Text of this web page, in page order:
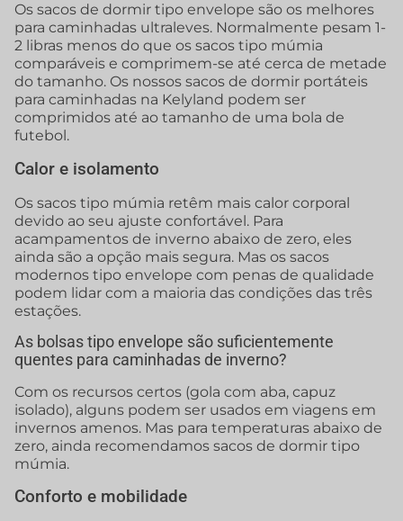
Os sacos de dormir tipo envelope são os melhores
para caminhadas ultraleves. Normalmente pesam 1-
2 libras menos do que os sacos tipo múmia
comparáveis e comprimem-se até cerca de metade
do tamanho. Os nossos sacos de dormir portáteis
para caminhadas na Kelyland podem ser
comprimidos até ao tamanho de uma bola de
futebol.
Calor e isolamento
Os sacos tipo múmia retêm mais calor corporal
devido ao seu ajuste confortável. Para
acampamentos de inverno abaixo de zero, eles
ainda são a opção mais segura. Mas os sacos
modernos tipo envelope com penas de qualidade
podem lidar com a maioria das condições das três
estações.
As bolsas tipo envelope são suficientemente
quentes para caminhadas de inverno?
Com os recursos certos (gola com aba, capuz
isolado), alguns podem ser usados em viagens em
invernos amenos. Mas para temperaturas abaixo de
zero, ainda recomendamos sacos de dormir tipo
múmia.
Conforto e mobilidade